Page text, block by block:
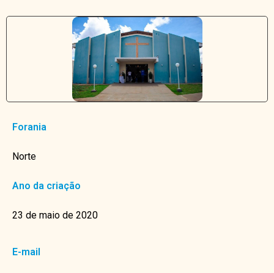
Forania
Norte
Ano da criação
23 de maio de 2020
E-mail